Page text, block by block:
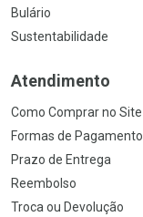
Bulário
Sustentabilidade
Atendimento
Como Comprar no Site
Formas de Pagamento
Prazo de Entrega
Reembolso
Troca ou Devolução